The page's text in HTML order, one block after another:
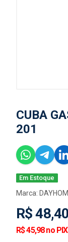
CUBA
201
Em Estoque
Marca:
R$ 48,40
R$ 45,98 no PIX